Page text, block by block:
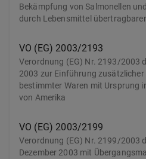
Bekämpfung von Salmonellen
durch Lebensmittel
VO (EG) 2003/2193
Verordnung (EG) Nr. 2193/2003
2003 zur Einführung zusätzlicher
bestimmter Waren mit Ursprung
von Amerika
VO (EG) 2003/2199
Verordnung (EG) Nr. 2199/2003
Dezember 2003 mit